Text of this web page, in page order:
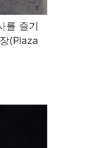
를 즐기
(Plaza